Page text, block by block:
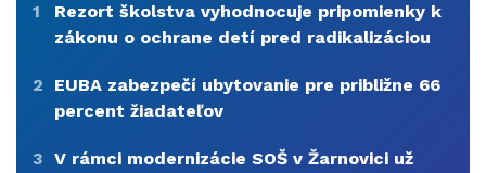
1
Rezort školstva vyhodnocuje pripomienky k
zákonu o ochrane detí pred radikalizáciou
2
EUBA zabezpečí ubytovanie pre približne 66
percent žiadateľov
3 V rámci modernizácie SOŠ v Žarnovici už